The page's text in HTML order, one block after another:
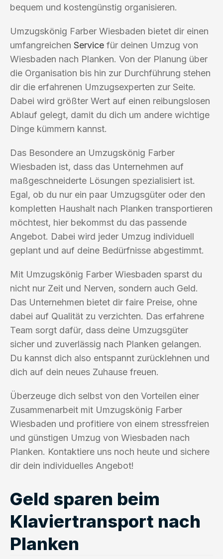
bequem und kostengünstig organisieren.
Umzugskönig Farber Wiesbaden bietet dir einen
umfangreichen Service für deinen Umzug von
Wiesbaden nach Planken. Von der Planung über
die Organisation bis hin zur Durchführung stehen
dir die erfahrenen Umzugsexperten zur Seite.
Dabei wird größter Wert auf einen reibungslosen
Ablauf gelegt, damit du dich um andere wichtige
Dinge kümmern kannst.
Das Besondere an Umzugskönig Farber
Wiesbaden ist, dass das Unternehmen auf
maßgeschneiderte Lösungen spezialisiert ist.
Egal, ob du nur ein paar Umzugsgüter oder den
kompletten Haushalt nach Planken transportieren
möchtest, hier bekommst du das passende
Angebot. Dabei wird jeder Umzug individuell
geplant und auf deine Bedürfnisse abgestimmt.
Mit Umzugskönig Farber Wiesbaden sparst du
nicht nur Zeit und Nerven, sondern auch Geld.
Das Unternehmen bietet dir faire Preise, ohne
dabei auf Qualität zu verzichten. Das erfahrene
Team sorgt dafür, dass deine Umzugsgüter
sicher und zuverlässig nach Planken gelangen.
Du kannst dich also entspannt zurücklehnen und
dich auf dein neues Zuhause freuen.
Überzeuge dich selbst von den Vorteilen einer
Zusammenarbeit mit Umzugskönig Farber
Wiesbaden und profitiere von einem stressfreien
und günstigen Umzug von Wiesbaden nach
Planken. Kontaktiere uns noch heute und sichere
dir dein individuelles Angebot!
Geld sparen beim
Klaviertransport nach
Planken